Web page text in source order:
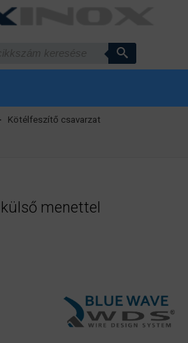
Kötélfeszítő csavarzat
menettel